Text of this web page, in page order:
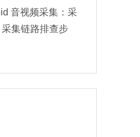
音视频采集：采
集链路排查步